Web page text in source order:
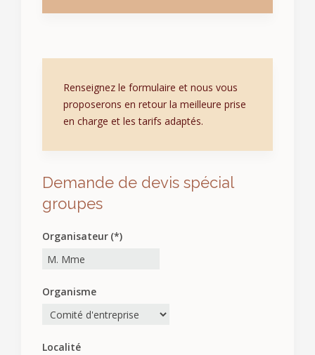
Renseignez le formulaire et nous vous
proposerons en retour la meilleure prise
en charge et les tarifs adaptés.
Demande de devis spécial
groupes
Organisateur (*)
Organisme
Localité